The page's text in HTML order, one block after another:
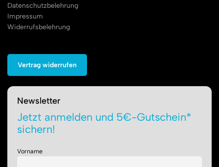
Datenschutzbelehrung
Impressum
Widerrufsbelehrung
Vertrag widerrufen
Newsletter
Jetzt anmelden und 5€-Gutschein*
sichern!
Vorname